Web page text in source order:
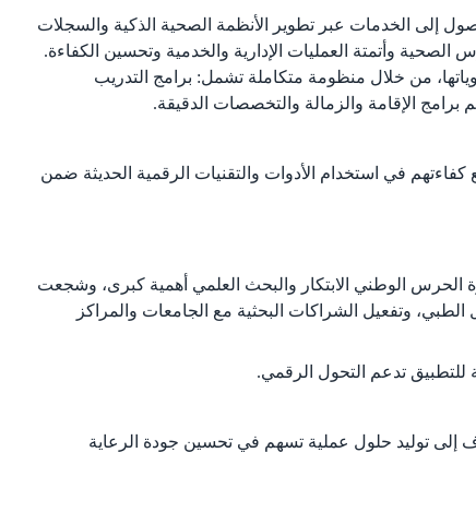
إلى الخدمات عبر تطوير الأنظمة الصحية الذكية والسجلات
الصحية وأتمتة العمليات الإدارية والخدمية وتحسين الكفاءة.
من خلال منظومة متكاملة تشمل: برامج التدريب
الإقامة والزمالة والتخصصات الدقيقة.
في استخدام الأدوات والتقنيات الرقمية الحديثة ضمن
الحرس الوطني الابتكار والبحث العلمي أهمية كبرى، وشجعت
الطبي، وتفعيل الشراكات البحثية مع الجامعات والمراكز
للتطبيق تدعم التحول الرقمي.
إلى توليد حلول عملية تسهم في تحسين جودة الرعاية